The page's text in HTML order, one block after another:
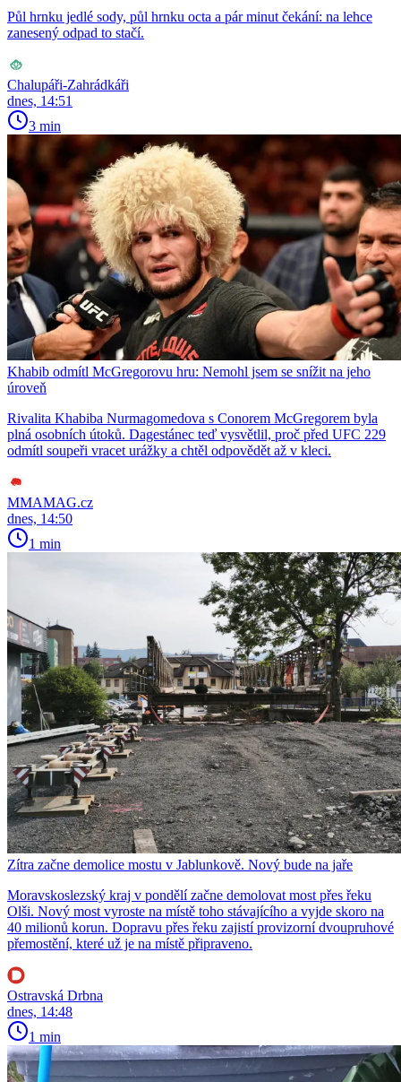
Půl hrnku jedlé sody, půl hrnku octa a pár minut čekání: na lehce
zanesený odpad to stačí.
Chalupáři-Zahrádkáři
dnes, 14:51
3 min
Khabib odmítl McGregorovu hru: Nemohl jsem se snížit na jeho
úroveň
Rivalita Khabiba Nurmagomedova s Conorem McGregorem byla
plná osobních útoků. Dagestánec teď vysvětlil, proč před UFC 229
odmítl soupeři vracet urážky a chtěl odpovědět až v kleci.
MMAMAG.cz
dnes, 14:50
1 min
Zítra začne demolice mostu v Jablunkově. Nový bude na jaře
Moravskoslezský kraj v pondělí začne demolovat most přes řeku
Olši. Nový most vyroste na místě toho stávajícího a vyjde skoro na
40 milionů korun. Dopravu přes řeku zajistí provizorní dvoupruhové
přemostění, které už je na místě připraveno.
Ostravská Drbna
dnes, 14:48
1 min